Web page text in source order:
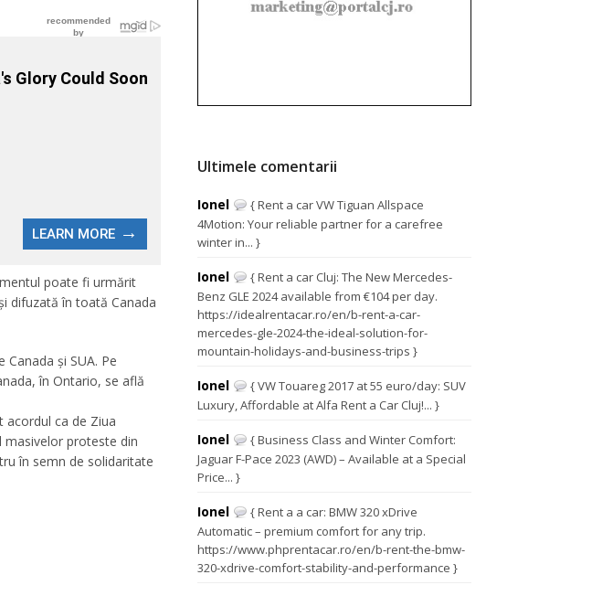
poate fi urmărit
difuzată în toată Canada
şi SUA. Pe
în Ontario, se află
acordul ca de Ziua
masivelor proteste din
în semn de solidaritate
Ultimele comentarii
Ionel
{ Rent a car VW Tiguan Allspace
4Motion: Your reliable partner for a carefree
winter in... }
Ionel
{ Rent a car Cluj: The New Mercedes-
Benz GLE 2024 available from €104 per day.
https://idealrentacar.ro/en/b-rent-a-car-
mercedes-gle-2024-the-ideal-solution-for-
mountain-holidays-and-business-trips }
Ionel
{ VW Touareg 2017 at 55 euro/day: SUV
Luxury, Affordable at Alfa Rent a Car Cluj!... }
Ionel
{ Business Class and Winter Comfort:
Jaguar F-Pace 2023 (AWD) – Available at a Special
Price... }
Ionel
{ Rent a a car: BMW 320 xDrive
Automatic – premium comfort for any trip.
https://www.phprentacar.ro/en/b-rent-the-bmw-
320-xdrive-comfort-stability-and-performance }